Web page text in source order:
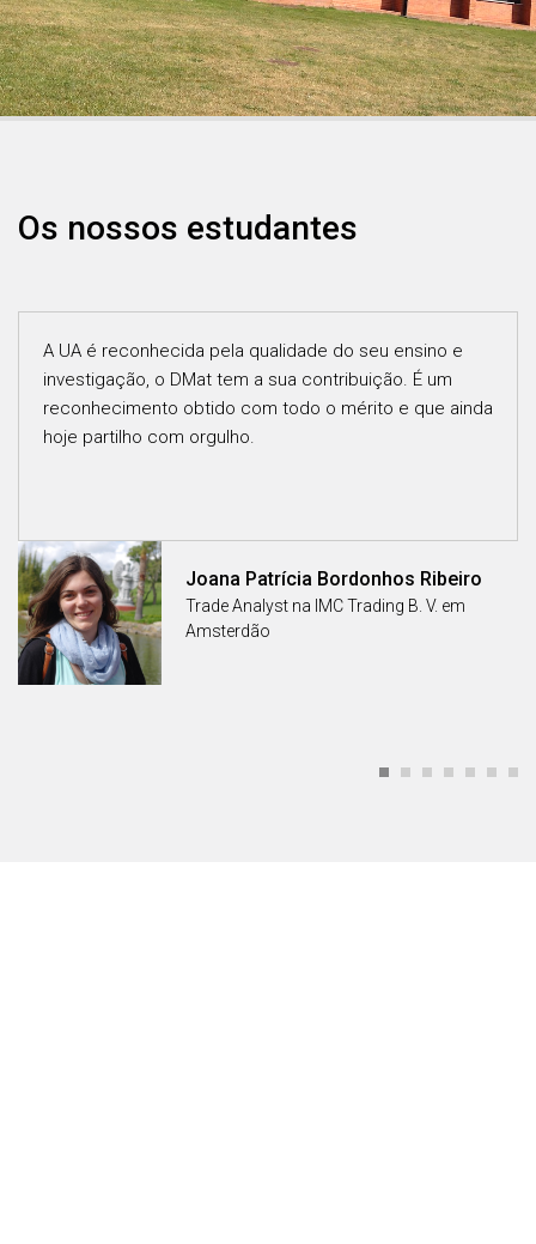
Os nossos estudantes
A UA é reconhecida pela qualidade do seu ensino e
investigação, o DMat tem a sua contribuição. É um
reconhecimento obtido com todo o mérito e que ainda
hoje partilho com orgulho.
Joana Patrícia Bordonhos Ribeiro
Trade Analyst na IMC Trading B. V. em
Amsterdão